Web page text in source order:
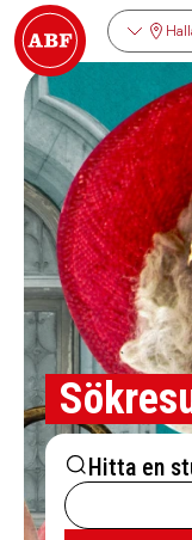
Hitta en